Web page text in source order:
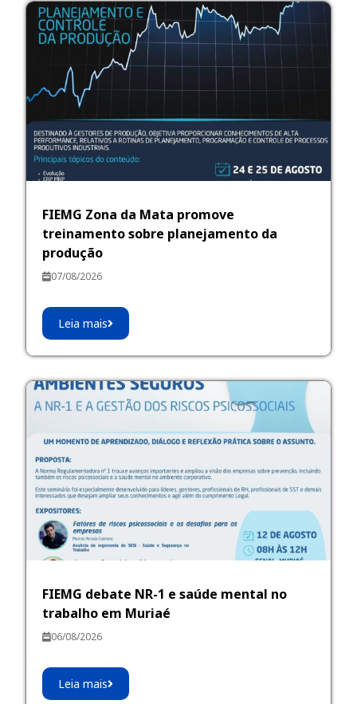
FIEMG Zona da Mata promove
treinamento sobre planejamento da
produção
07/08/2026
Leia mais
FIEMG debate NR-1 e saúde mental no
trabalho em Muriaé
06/08/2026
Leia mais